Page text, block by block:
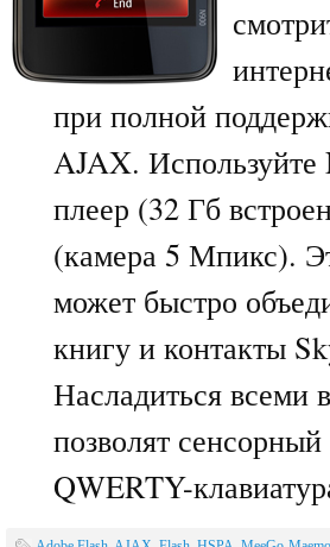
при полной
AJAX.
плеер (32 Гб
(камера 5 Мпикс).
может быстро
книгу и контакты
Насладиться всеми
позволят
QWERTY-